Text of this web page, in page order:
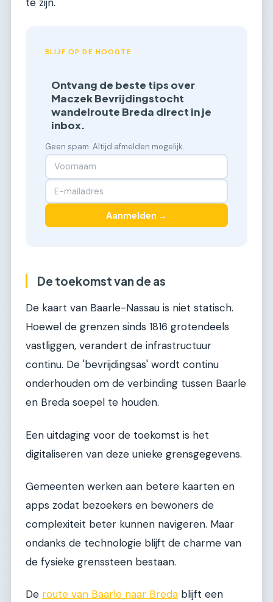
BLIJF OP DE HOOGTE
Ontvang de beste tips over
Maczek Bevrijdingstocht
wandelroute Breda direct in je
inbox.
Geen spam. Altijd afmelden mogelijk.
Aanmelden →
De toekomst van de as
De kaart van Baarle-Nassau is niet statisch.
Hoewel de grenzen sinds 1816 grotendeels
vastliggen, verandert de infrastructuur
continu. De 'bevrijdingsas' wordt continu
onderhouden om de verbinding tussen Baarle
en Breda soepel te houden.
Een uitdaging voor de toekomst is het
digitaliseren van deze unieke grensgegevens.
Gemeenten werken aan betere kaarten en
apps zodat bezoekers en bewoners de
complexiteit beter kunnen navigeren. Maar
ondanks de technologie blijft de charme van
de fysieke grenssteen bestaan.
De route van Baarle naar Breda blijft een